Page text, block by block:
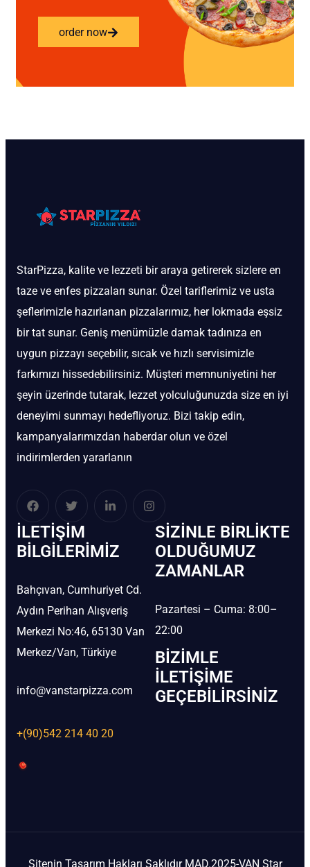
order now
StarPizza, kalite ve lezzeti bir araya getirerek sizlere en
taze ve enfes pizzaları sunar. Özel tariflerimiz ve usta
şeflerimizle hazırlanan pizzalarımız, her lokmada eşsiz
bir tat sunar. Geniş menümüzle damak tadınıza en
uygun pizzayı seçebilir, sıcak ve hızlı servisimizle
farkımızı hissedebilirsiniz. Müşteri memnuniyetini her
şeyin üzerinde tutarak, lezzet yolculuğunuzda size en iyi
deneyimi sunmayı hedefliyoruz. Bizi takip edin,
kampanyalarımızdan haberdar olun ve özel
indirimlerden yararlanın
İLETIŞIM
BİLGILERIMIZ
Bahçıvan, Cumhuriyet Cd.
Aydın Perihan Alışveriş
Merkezi No:46, 65130 Van
Merkez/Van, Türkiye
info@vanstarpizza.com
+(90)542 214 40 20
SIZINLE BIRLIKTE
OLDUĞUMUZ
ZAMANLAR
Pazartesi – Cuma: 8:00–
22:00
BIZIMLE
İLETIŞIME
GEÇEBILIRSINIZ
Sitenin Tasarım Hakları Saklıdır MAD.2025-VAN Star